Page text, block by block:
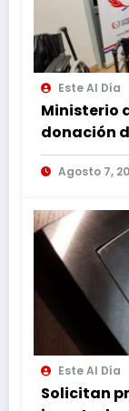
Este Al Día
Ministerio
donación
internos
Agosto 7,
Este Al Día
Solicitan